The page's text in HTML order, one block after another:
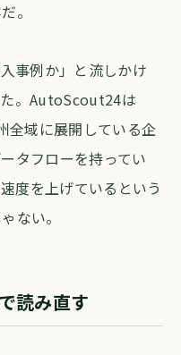
。
事例か」と流しかけ
。AutoScout24は
域に展開している企
タフローを持ってい
度を上げているという
ない。
読み直す